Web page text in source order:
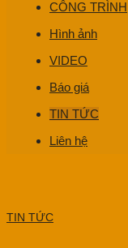
CÔNG TRÌNH
Hình ảnh
VIDEO
Báo giá
TIN TỨC
Liên hệ
TIN TỨC